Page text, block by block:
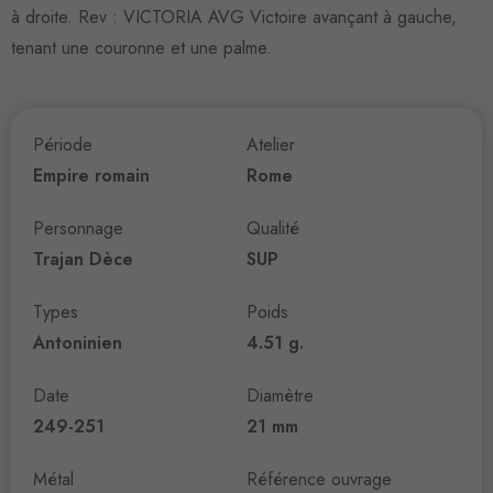
à droite. Rev : VICTORIA AVG Victoire avançant à gauche,
tenant une couronne et une palme.
Période
Empire romain
Personnage
Trajan Dèce
Types
Antoninien
Date
249-251
Métal
Atelier
Rome
Qualité
SUP
Poids
4.51 g.
Diamètre
21 mm
Référence ouvrage